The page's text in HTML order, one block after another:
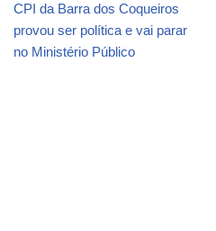
CPI da Barra dos Coqueiros
provou ser política e vai parar
no Ministério Público